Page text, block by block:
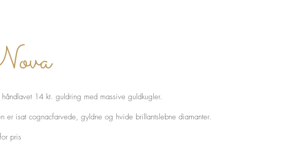
håndlavet 14 kt. guldring med massive guldkugler.
er isat cognacfarvede, gyldne og hvide brillantslebne diamanter.
pris